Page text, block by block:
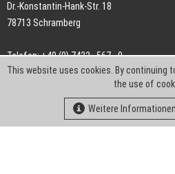
Dr.-Konstantin-Hank-Str. 18
78713 Schramberg
Telefon: +49 (0) 7422 . 567 - 0
Telefax: +49 (0) 7422 . 567 - 239
info-ch@kern-liebers.com
This website uses cookies. By continuing
the use of
Weitere Informationen